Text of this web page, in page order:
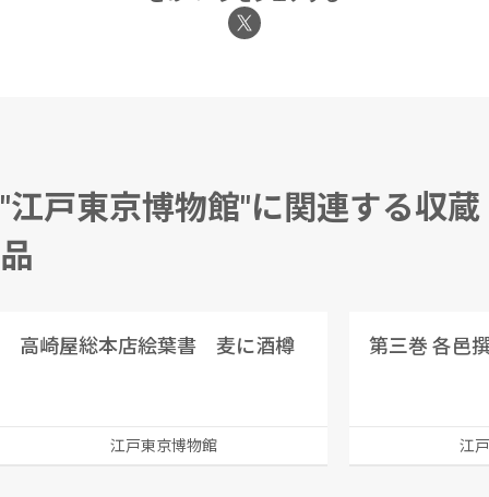
"江戸東京博物館"に関連する収蔵
品
高崎屋総本店絵葉書 麦に酒樽
江戸東京博物館
第三巻 各邑
江